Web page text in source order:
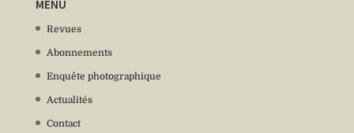
MENU
Revues
Abonnements
Enquête photographique
Actualités
Contact